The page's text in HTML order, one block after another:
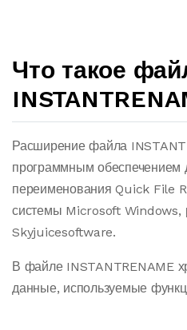
Что такое
Расширение файла
программным обеспечением
переименования Quick File
системы Microsoft Windows,
Skyjuicesoftware.
В файле INSTANTRENAME
данные, используемые